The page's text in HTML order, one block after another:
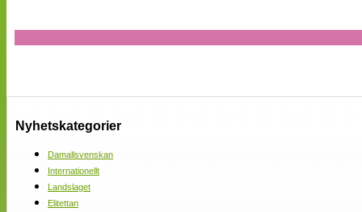
Nyhetskategorier
Damallsvenskan
Internationellt
Landslaget
Elitettan